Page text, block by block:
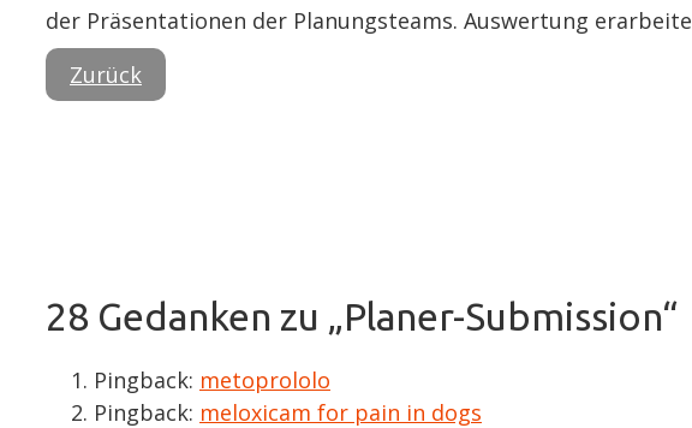
der Präsentationen der Planungsteams. Auswertung
Zurück
28 Gedanken zu „Planer-Submission“
Pingback: metoprololo
Pingback: meloxicam for pain in dogs